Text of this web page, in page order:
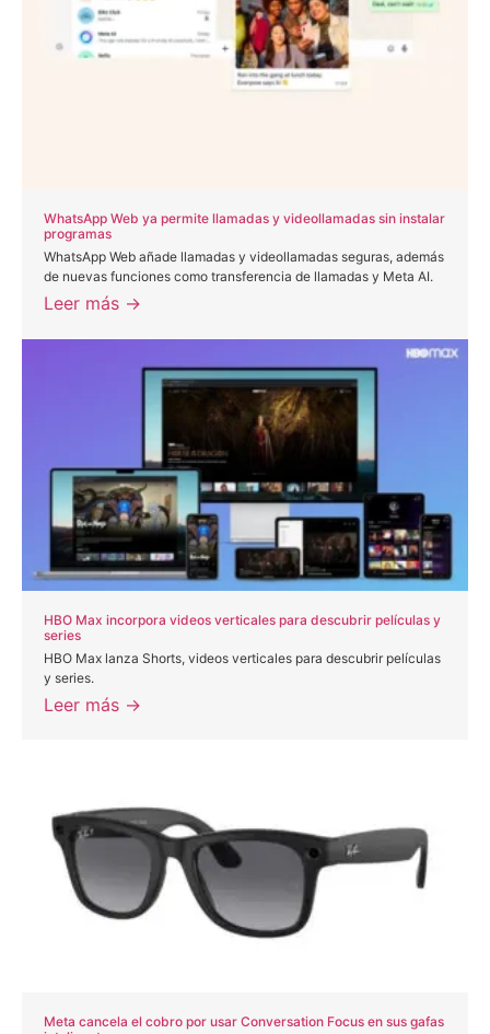
WhatsApp Web ya permite llamadas y videollamadas sin instalar
programas
WhatsApp Web añade llamadas y videollamadas seguras, además
de nuevas funciones como transferencia de llamadas y Meta AI.
Leer más →
HBO Max incorpora videos verticales para descubrir películas y
series
HBO Max lanza Shorts, videos verticales para descubrir películas
y series.
Leer más →
Meta cancela el cobro por usar Conversation Focus en sus gafas